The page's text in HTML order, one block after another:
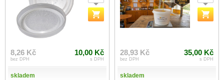
8,26 Kč
bez DPH
10,00 Kč
s DPH
skladem
28,93 Kč
bez DPH
35,00 Kč
s DPH
skladem